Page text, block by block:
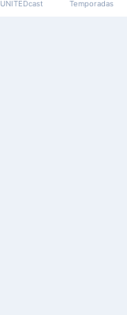
UNITEDcast Temporadas